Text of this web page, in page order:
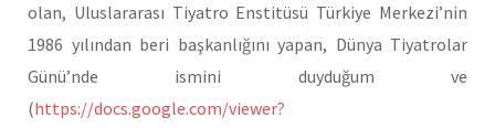
olan, Uluslararası Tiyatro Enstitüsü Türkiye Merkezi’nin
1986 yılından beri başkanlığını yapan, Dünya Tiyatrolar
Günü’nde ismini duyduğum ve
(https://docs.google.com/viewer?